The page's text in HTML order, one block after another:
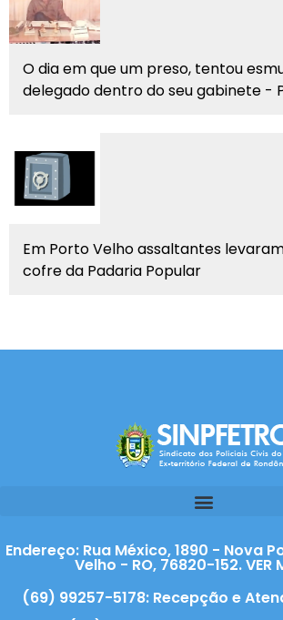
O dia em que um preso, tentou
delegado dentro do seu gabinete -
Em Porto Velho assaltantes
cofre da Padaria Popular
Endereço: Rua México, 1890 - Nova
Velho - RO, 76820-152. VER
(69) 99257-5178: Recepção e